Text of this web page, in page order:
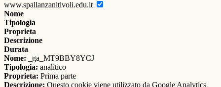
www.spallanzanitivoli.edu.it
Nome
Tipologia
Proprieta
Descrizione
Durata
Nome: _ga_MT9BBY8YCJ
Tipologia: analitico
Proprieta: Prima parte
Descrizione: Questo cookie viene utilizzato da Google Analytics